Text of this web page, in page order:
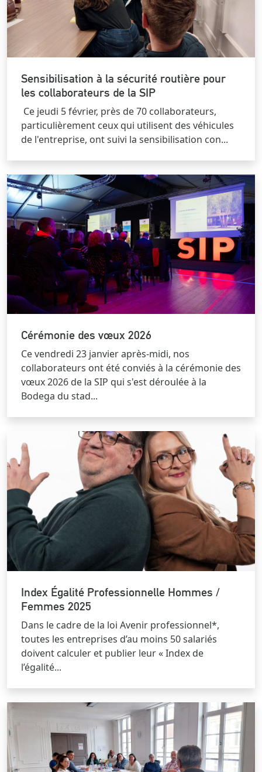
Sensibilisation à la sécurité routière pour
les collaborateurs de la SIP
Ce jeudi 5 février, près de 70 collaborateurs,
particulièrement ceux qui utilisent des véhicules
de l'entreprise, ont suivi la sensibilisation con...
Cérémonie des vœux 2026
Ce vendredi 23 janvier après-midi, nos
collaborateurs ont été conviés à la cérémonie des
vœux 2026 de la SIP qui s'est déroulée à la
Bodega du stad...
Index Égalité Professionnelle Hommes /
Femmes 2025
Dans le cadre de la loi Avenir professionnel*,
toutes les entreprises d’au moins 50 salariés
doivent calculer et publier leur « Index de
l’égalité...